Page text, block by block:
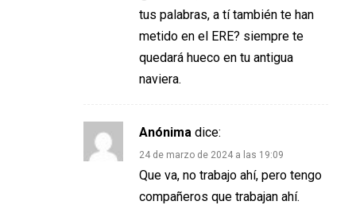
tus palabras, a tí también te han
metido en el ERE? siempre te
quedará hueco en tu antigua
naviera.
Anónima dice:
24 de marzo de 2024 a las 19:09
Que va, no trabajo ahí, pero tengo
compañeros que trabajan ahí.